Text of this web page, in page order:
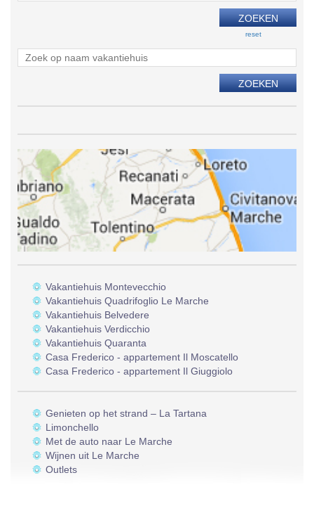
reset
Vakantiehuis Montevecchio
Vakantiehuis Quadrifoglio Le Marche
Vakantiehuis Belvedere
Vakantiehuis Verdicchio
Vakantiehuis Quaranta
Casa Frederico - appartement Il Moscatello
Casa Frederico - appartement Il Giuggiolo
Genieten op het strand – La Tartana
Limonchello
Met de auto naar Le Marche
Wijnen uit Le Marche
Outlets